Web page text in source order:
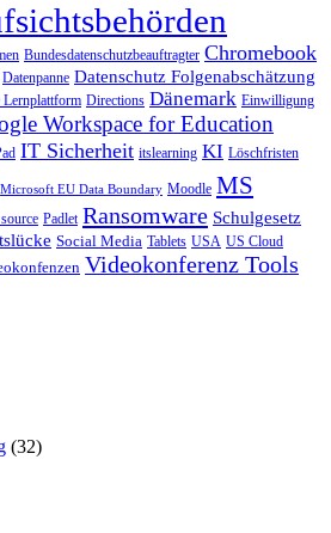
Bundesdatenschutzbeauftragter Chromebook
Datenpanne Datenschutz Folgenabschätzung
Lernplattform Directions Dänemark Einwilligung
Workspace for Education
IT Sicherheit itslearning KI Löschfristen
Microsoft EU Data Boundary Moodle MS
Padlet Ransomware Schulgesetz
Social Media Tablets USA US Cloud
Videokonferenz Tools
(32)